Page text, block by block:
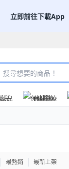
立即前往下載App
兒 保健醫療
最熱銷 最新上架